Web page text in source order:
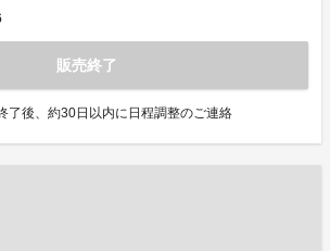
販売終了
了後、約30日以内に日程調整のご連絡